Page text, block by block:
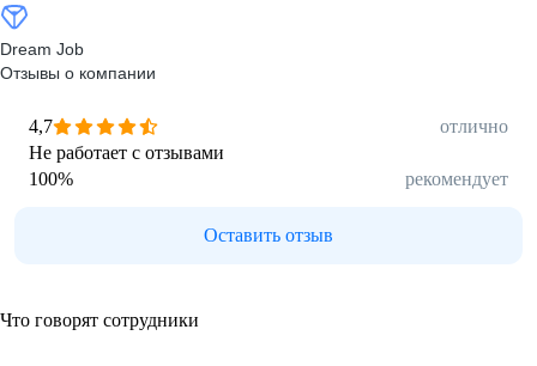
Dream Job
Отзывы о компании
4,7
отлично
Не работает с отзывами
100% рекомендует
Оставить отзыв
Что говорят сотрудники